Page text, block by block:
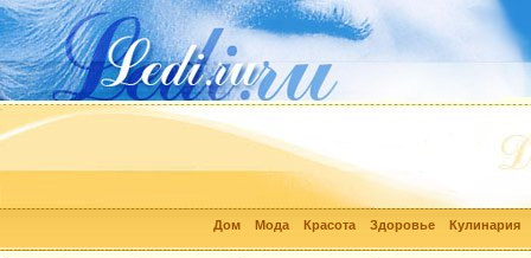
Дом Мода Красота Здоровье Кулинария